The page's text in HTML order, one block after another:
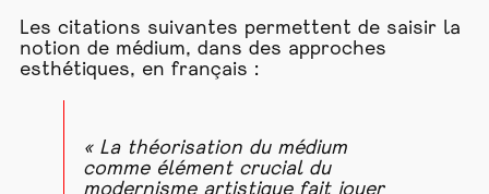
Les citations suivantes permettent de saisir la
notion de médium, dans des approches
esthétiques, en français :
« La théorisation du médium
comme élément crucial du
modernisme artistique fait jouer